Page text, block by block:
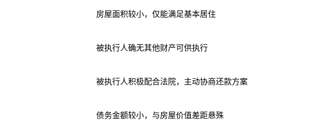
房屋面积较小，仅能满足基本居住
被执行人确无其他财产可供执行
被执行人积极配合法院，主动协商还款方案
债务金额较小，与房屋价值差距悬殊